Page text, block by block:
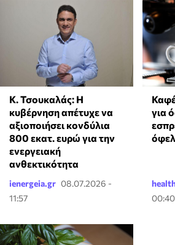
Κ. Τσουκαλάς: Η
κυβέρνηση απέτυχε να
αξιοποιήσει κονδύλια
800 εκατ. ευρώ για την
ενεργειακή
ανθεκτικότητα
ienergeia.gr 08.07.2026 -
11:57
για
00:40